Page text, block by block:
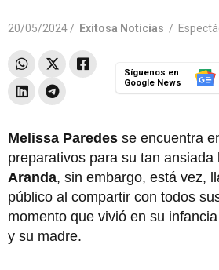
20/05/2024 / Exitosa Noticias /
Síguenos en
Google News
Melissa Paredes se encuentra
preparativos para su tan ansiada
Aranda, sin embargo, está vez,
público al compartir con todos
momento que vivió en su
y su madre.